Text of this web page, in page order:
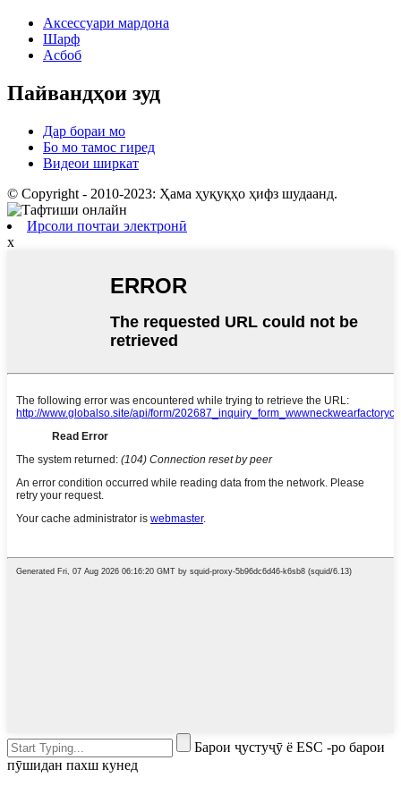
Аксессуари мардона
Шарф
Асбоб
Пайвандҳои зуд
Дар бораи мо
Бо мо тамос гиред
Видеои ширкат
© Copyright - 2010-2023: Ҳама ҳуқуқҳо ҳифз шудаанд.
Ирсоли почтаи электронӣ
x
Барои ҷустуҷӯ ё ESC -ро барои
пӯшидан пахш кунед